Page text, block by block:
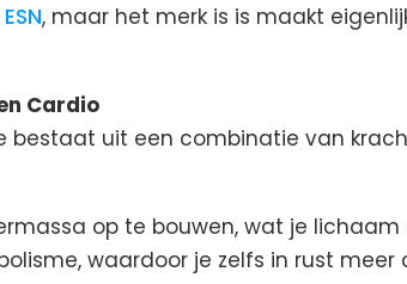
ESN, maar het merk is is maakt
Cardio
bestaat uit een combinatie van
op te bouwen, wat je lichaam
waardoor je zelfs in rust meer